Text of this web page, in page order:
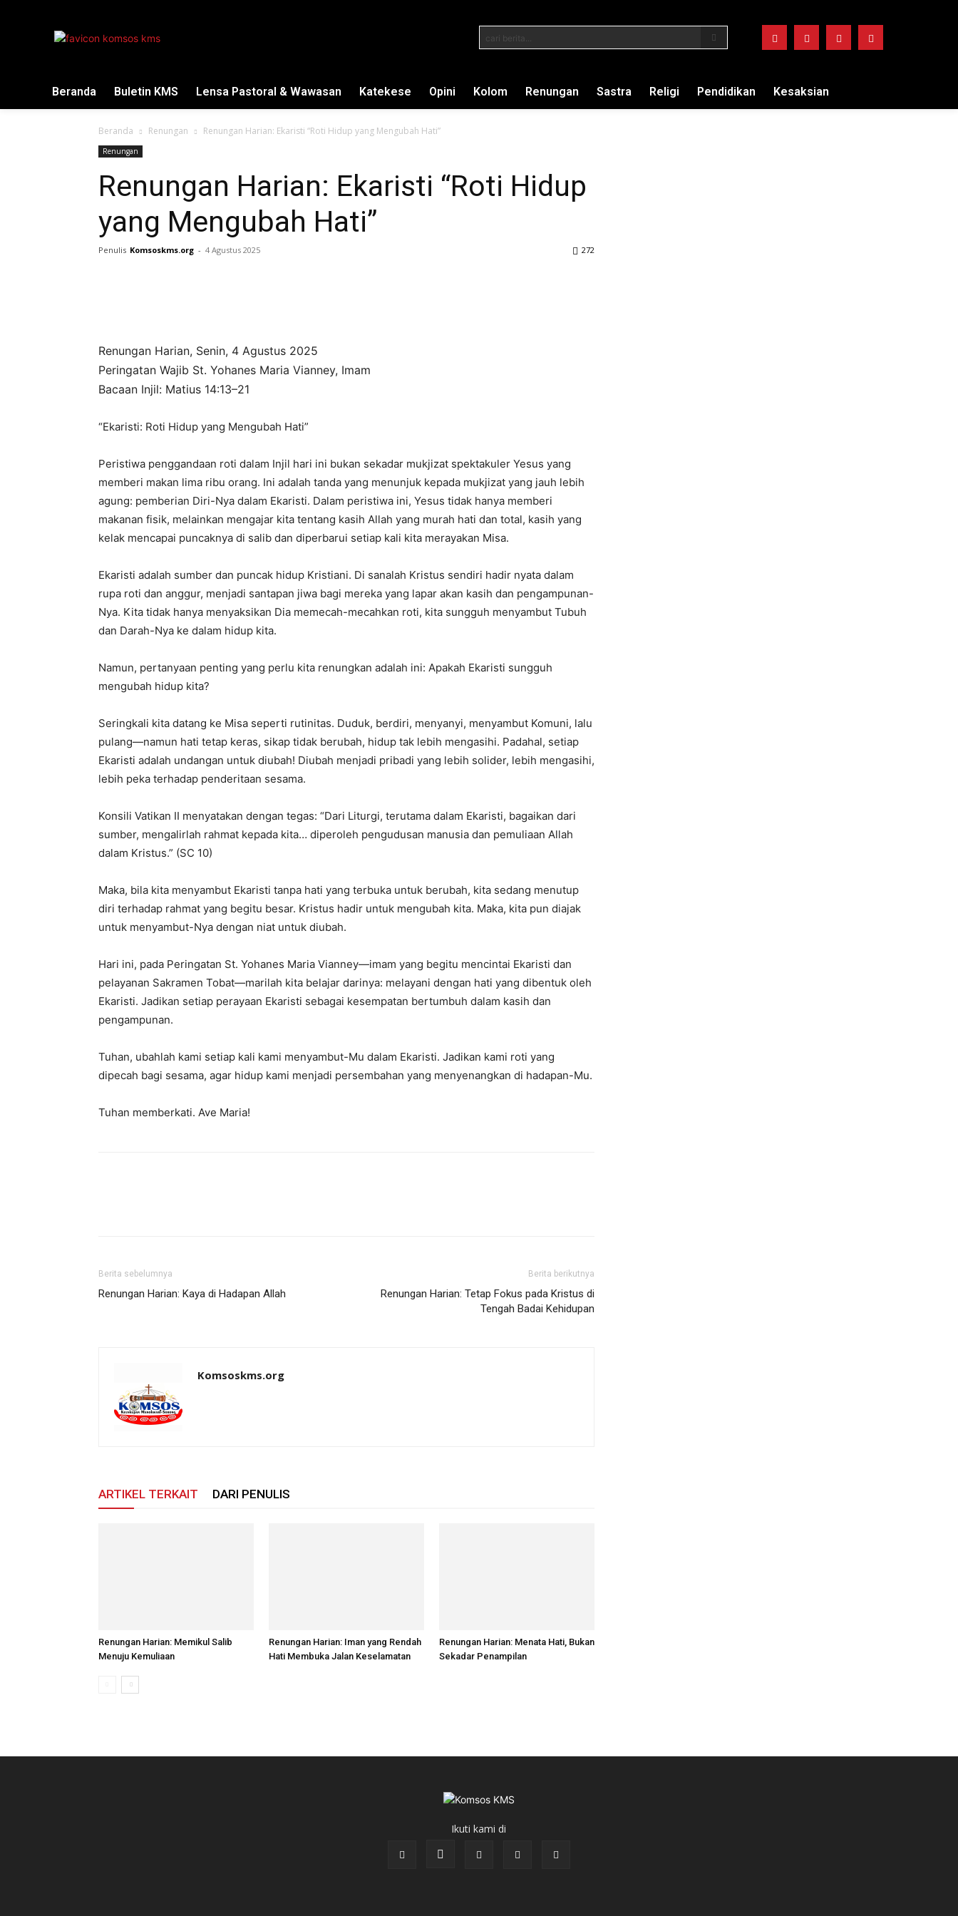
cari berita...
Beranda Buletin KMS Lensa Pastoral & Wawasan Katekese Opini Kolom Renungan Sastra Religi Pendidikan Kesaksian
Beranda Renungan Renungan Harian: Ekaristi “Roti Hidup yang Mengubah Hati”
Renungan
Renungan Harian: Ekaristi “Roti Hidup
yang Mengubah Hati”
Penulis Komsoskms.org - 4 Agustus 2025 272
Renungan Harian, Senin, 4 Agustus 2025
Peringatan Wajib St. Yohanes Maria Vianney, Imam
Bacaan Injil: Matius 14:13–21
“Ekaristi: Roti Hidup yang Mengubah Hati”
Peristiwa penggandaan roti dalam Injil hari ini bukan sekadar mukjizat spektakuler Yesus yang
memberi makan lima ribu orang. Ini adalah tanda yang menunjuk kepada mukjizat yang jauh lebih
agung: pemberian Diri-Nya dalam Ekaristi. Dalam peristiwa ini, Yesus tidak hanya memberi
makanan fisik, melainkan mengajar kita tentang kasih Allah yang murah hati dan total, kasih yang
kelak mencapai puncaknya di salib dan diperbarui setiap kali kita merayakan Misa.
Ekaristi adalah sumber dan puncak hidup Kristiani. Di sanalah Kristus sendiri hadir nyata dalam
rupa roti dan anggur, menjadi santapan jiwa bagi mereka yang lapar akan kasih dan pengampunan-
Nya. Kita tidak hanya menyaksikan Dia memecah-mecahkan roti, kita sungguh menyambut Tubuh
dan Darah-Nya ke dalam hidup kita.
Namun, pertanyaan penting yang perlu kita renungkan adalah ini: Apakah Ekaristi sungguh
mengubah hidup kita?
Seringkali kita datang ke Misa seperti rutinitas. Duduk, berdiri, menyanyi, menyambut Komuni, lalu
pulang—namun hati tetap keras, sikap tidak berubah, hidup tak lebih mengasihi. Padahal, setiap
Ekaristi adalah undangan untuk diubah! Diubah menjadi pribadi yang lebih solider, lebih mengasihi,
lebih peka terhadap penderitaan sesama.
Konsili Vatikan II menyatakan dengan tegas: “Dari Liturgi, terutama dalam Ekaristi, bagaikan dari
sumber, mengalirlah rahmat kepada kita… diperoleh pengudusan manusia dan pemuliaan Allah
dalam Kristus.” (SC 10)
Maka, bila kita menyambut Ekaristi tanpa hati yang terbuka untuk berubah, kita sedang menutup
diri terhadap rahmat yang begitu besar. Kristus hadir untuk mengubah kita. Maka, kita pun diajak
untuk menyambut-Nya dengan niat untuk diubah.
Hari ini, pada Peringatan St. Yohanes Maria Vianney—imam yang begitu mencintai Ekaristi dan
pelayanan Sakramen Tobat—marilah kita belajar darinya: melayani dengan hati yang dibentuk oleh
Ekaristi. Jadikan setiap perayaan Ekaristi sebagai kesempatan bertumbuh dalam kasih dan
pengampunan.
Tuhan, ubahlah kami setiap kali kami menyambut-Mu dalam Ekaristi. Jadikan kami roti yang
dipecah bagi sesama, agar hidup kami menjadi persembahan yang menyenangkan di hadapan-Mu.
Tuhan memberkati. Ave Maria!
Berita sebelumnya
Renungan Harian: Kaya di Hadapan Allah
Berita berikutnya
Renungan Harian: Tetap Fokus pada Kristus di
Tengah Badai Kehidupan
Komsoskms.org
ARTIKEL TERKAIT DARI PENULIS
Renungan Harian: Memikul Salib
Menuju Kemuliaan
Renungan Harian: Iman yang Rendah
Hati Membuka Jalan Keselamatan
Renungan Harian: Menata Hati, Bukan
Sekadar Penampilan
Ikuti kami di